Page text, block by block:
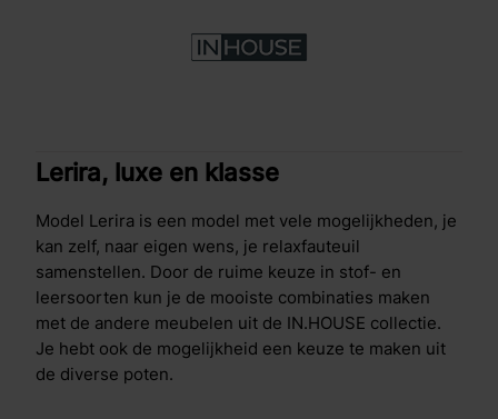
Lerira, luxe en klasse
Model Lerira is een model met vele mogelijkheden, je
kan zelf, naar eigen wens, je relaxfauteuil
samenstellen. Door de ruime keuze in stof- en
leersoorten kun je de mooiste combinaties maken
met de andere meubelen uit de IN.HOUSE collectie.
Je hebt ook de mogelijkheid een keuze te maken uit
de diverse poten.